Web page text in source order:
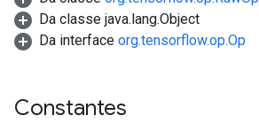
Da classe java.lang.Object
Da interface org.tensorflow.op.Op
Constantes